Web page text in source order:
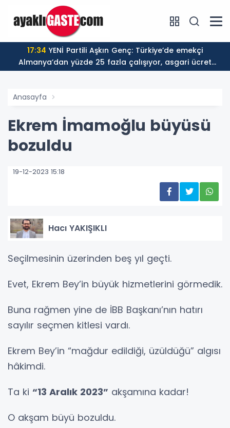
17:30 ALTYAPI ORHAN ÜLKE’YE EMANET
Anasayfa
Ekrem İmamoğlu büyüsü
bozuldu
19-12-2023 15:18
Hacı YAKIŞIKLI
Seçilmesinin üzerinden beş yıl geçti.
Evet, Ekrem Bey’in büyük hizmetlerini görmedik.
Buna rağmen yine de İBB Başkanı’nın hatırı
sayılır seçmen kitlesi vardı.
Ekrem Bey’in “mağdur edildiği, üzüldüğü” algısı
hâkimdi.
Ta ki “13 Aralık 2023” akşamına kadar!
O akşam büyü bozuldu.